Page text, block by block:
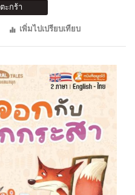
ะกร้า
เพิ่มไปเปรียบเทียบ